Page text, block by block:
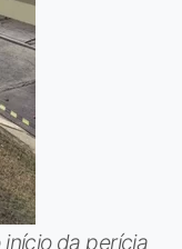
da perícia